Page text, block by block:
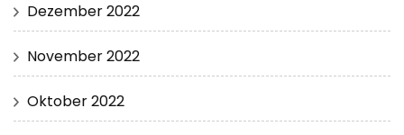
Dezember 2022
November 2022
Oktober 2022